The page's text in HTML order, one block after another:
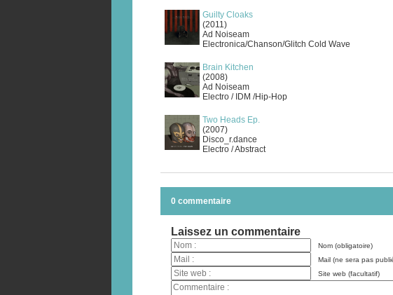
Guilty Cloaks
(2011)
Ad Noiseam
Electronica/Chanson/Glitch Cold Wave
Brain Kitchen
(2008)
Ad Noiseam
Electro / IDM /Hip-Hop
Two Heads Ep.
(2007)
Disco_r.dance
Electro / Abstract
0 commentaire
Laissez un commentaire
Nom (obligatoire)
Mail (ne sera pas
Site web (facultatif)